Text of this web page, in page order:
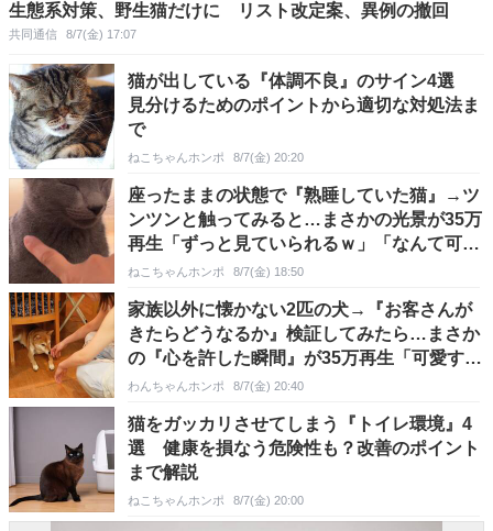
生態系対策、野生猫だけに リスト改定案、異例の撤回
共同通信 8/7(金) 17:07
猫が出している『体調不良』のサイン4選
見分けるためのポイントから適切な対処法ま
で
ねこちゃんホンポ 8/7(金) 20:20
座ったままの状態で『熟睡していた猫』→ツ
ンツンと触ってみると…まさかの光景が35万
再生「ずっと見ていられるｗ」「なんて可愛
いのｗ」
ねこちゃんホンポ 8/7(金) 18:50
家族以外に懐かない2匹の犬→『お客さんが
きたらどうなるか』検証してみたら…まさか
の『心を許した瞬間』が35万再生「可愛すぎ
る」「賢い」
わんちゃんホンポ 8/7(金) 20:40
猫をガッカリさせてしまう『トイレ環境』4
選 健康を損なう危険性も？改善のポイント
まで解説
ねこちゃんホンポ 8/7(金) 20:00